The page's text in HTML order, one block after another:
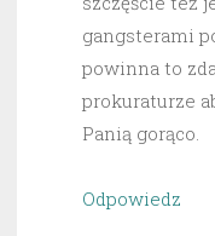
gangsterami
powinna to
prokuraturze
Panią gorąco.
Odpowiedz